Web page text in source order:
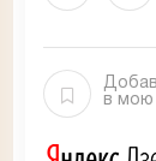
в мою